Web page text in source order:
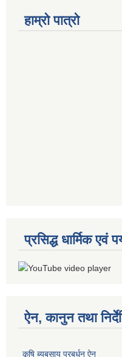
हाम्रो पात्रो
प्रसिद्ध धार्मिक एवं
ऐन, कानुन तथा
कृषि ब्यबसाय प्रबर्धन ऐन